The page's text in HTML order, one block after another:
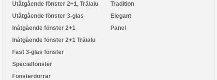
Utåtgående fönster 2+1, Trä/alu
Utåtgående fönster 3-glas
Inåtgående fönster 2+1
Inåtgående fönster 2+1 Trä/alu
Fast 3-glas fönster
Specialfönster
Fönsterdörrar
Tradition
Elegant
Panel